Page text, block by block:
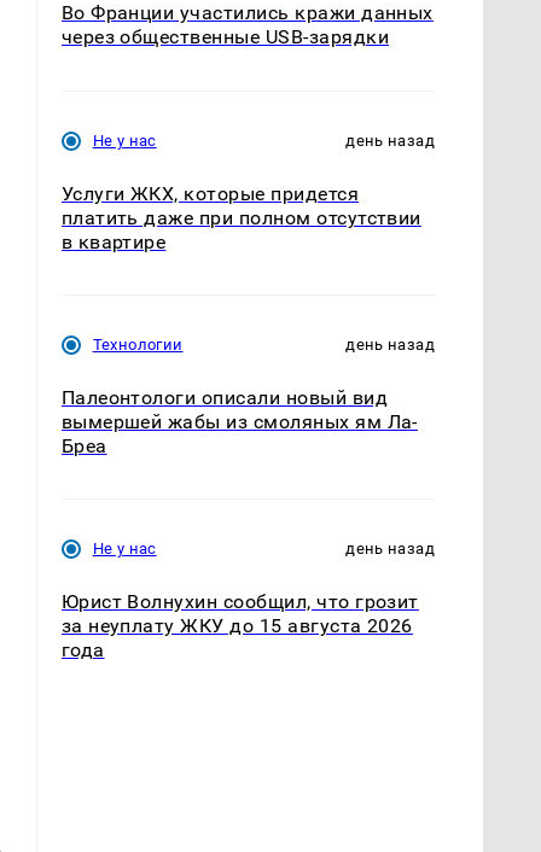
Во Франции участились кражи данных
через общественные USB-зарядки
Не у нас день назад
Услуги ЖКХ, которые придется
платить даже при полном отсутствии
в квартире
Технологии день назад
Палеонтологи описали новый вид
вымершей жабы из смоляных ям Ла-
Бреа
Не у нас день назад
Юрист Волнухин сообщил, что грозит
за неуплату ЖКУ до 15 августа 2026
года